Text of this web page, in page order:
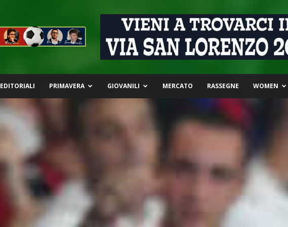
EDITORIALI PRIMAVERA GIOVANILI MERCATO RASSEGNE WOMEN